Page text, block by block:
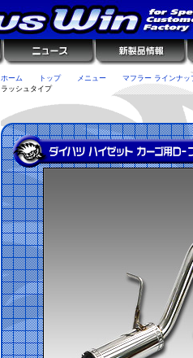
ホーム トップ メニュー
マフラー ラインナッ
ラッシュタイプ